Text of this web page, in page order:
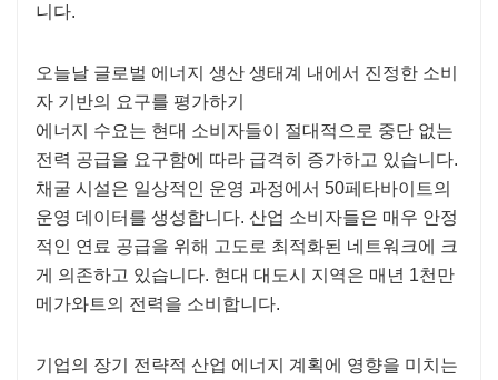
니다.
오늘날 글로벌 에너지 생산 생태계 내에서 진정한 소비
자 기반의 요구를 평가하기
에너지 수요는 현대 소비자들이 절대적으로 중단 없는
전력 공급을 요구함에 따라 급격히 증가하고 있습니다.
채굴 시설은 일상적인 운영 과정에서 50페타바이트의
운영 데이터를 생성합니다. 산업 소비자들은 매우 안정
적인 연료 공급을 위해 고도로 최적화된 네트워크에 크
게 의존하고 있습니다. 현대 대도시 지역은 매년 1천만
메가와트의 전력을 소비합니다.
기업의 장기 전략적 산업 에너지 계획에 영향을 미치는